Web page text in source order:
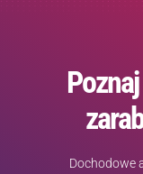
Dochodowe